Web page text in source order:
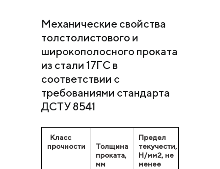
Механические свойства
толстолистового и
широкополосного проката
из стали 17ГС в
соответствии с
требованиями стандарта
ДСТУ 8541
Класс
прочности
Толщина
проката,
мм
Предел
текучести,
Н/мм2, не
менее